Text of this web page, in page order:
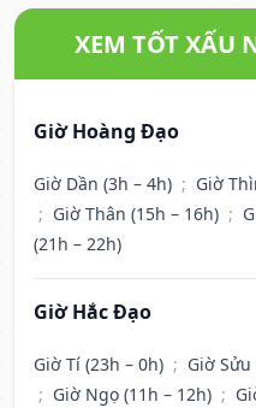
XEM TỐT XẤU
Giờ Hoàng Đạo
Giờ Dần (3h – 4h) ; Giờ
; Giờ Thân (15h – 16h) ;
(21h – 22h)
Giờ Hắc Đạo
Giờ Tí (23h – 0h) ; Giờ Sửu
; Giờ Ngọ (11h – 12h) ;